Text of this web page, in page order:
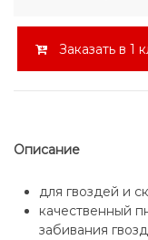
Заказать в 1
Описание
для гвоздей и
качественный
забивания